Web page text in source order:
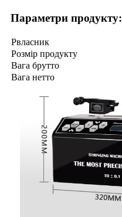
Параметри продукту:
Pвласник
Розмір продукту
Вага брутто
Вага нетто